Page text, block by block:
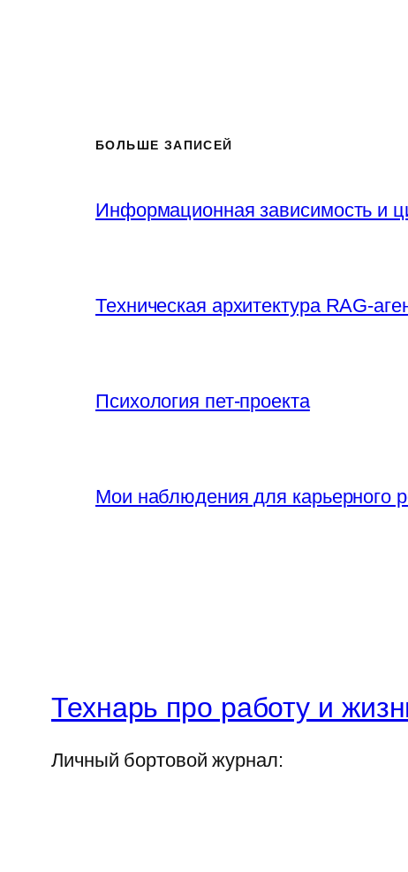
БОЛЬШЕ ЗАПИСЕЙ
Информационная зависимость и
Техническая архитектура RAG-
Психология пет-проекта
Мои наблюдения для карьерного
Технарь про работу и
Личный бортовой журнал: